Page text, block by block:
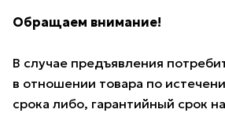
Обращаем внимание!
В случае предъявления
в отношении товара по
срока либо, гарантийный срок